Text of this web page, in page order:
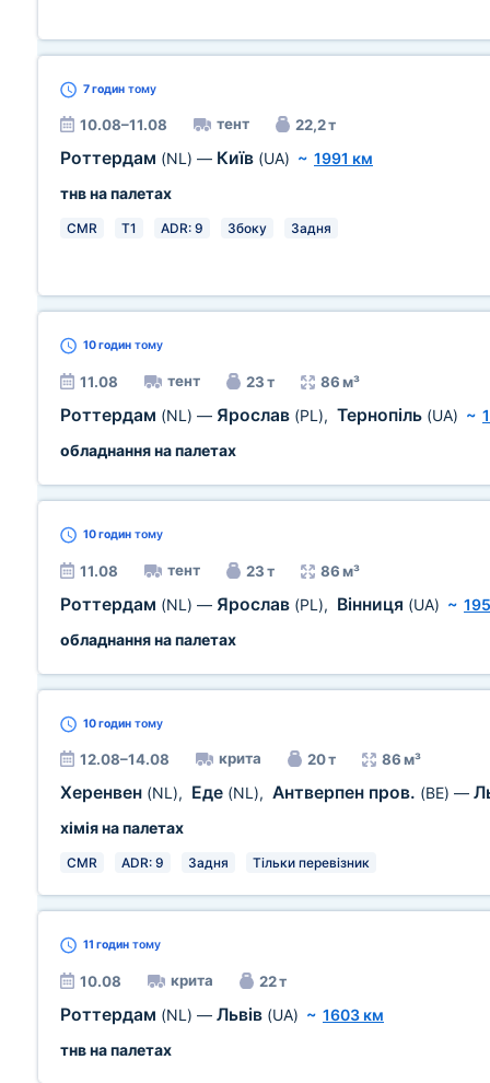
7 годин тому
10.08–11.08 тент 22,2 т
Роттердам (NL) — Київ (UA) ~ 1991 км
тнв на палетах
CMR T1 ADR: 9 Збоку Задня
10 годин тому
11.08 тент 23 т 86 м³
Роттердам (NL) — Ярослав (PL), Тернопіль (UA) ~
обладнання на палетах
10 годин тому
11.08 тент 23 т 86 м³
Роттердам (NL) — Ярослав (PL), Вінниця (UA) ~
обладнання на палетах
10 годин тому
12.08–14.08 крита 20 т 86 м³
Херенвен (NL), Еде (NL), Антверпен пров. (BE) —
хімія на палетах
CMR ADR: 9 Задня Тільки перевізник
11 годин тому
10.08 крита 22 т
Роттердам (NL) — Львів (UA) ~ 1603 км
тнв на палетах